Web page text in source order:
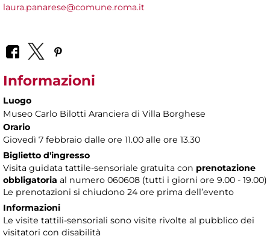
laura.panarese@comune.roma.it
Informazioni
Luogo
Museo Carlo Bilotti Aranciera di Villa Borghese
Orario
Giovedì 7 febbraio dalle ore 11.00 alle ore 13.30
Biglietto d'ingresso
Visita guidata tattile-sensoriale gratuita con prenotazione
obbligatoria al numero 060608 (tutti i giorni ore 9.00 - 19.00)
Le prenotazioni si chiudono 24 ore prima dell’evento
Informazioni
Le visite tattili-sensoriali sono visite rivolte al pubblico dei
visitatori con disabilità